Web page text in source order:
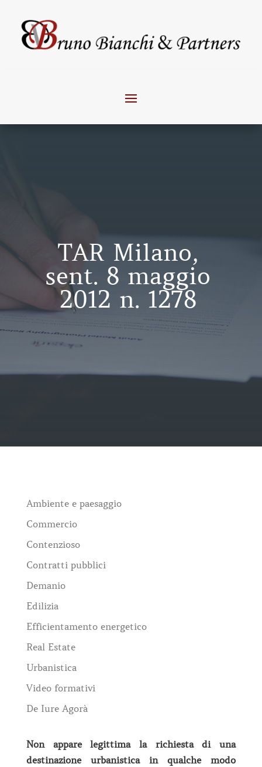
TAR Milano,
sent. 8 maggio
2012 n. 1278
Ambiente e paesaggio
Commercio
Contenzioso
Contratti pubblici
Demanio
Edilizia
Efficientamento energetico
Real Estate
Urbanistica
Video formativi
De Iure Agorà
Non appare legittima la richiesta di una
destinazione urbanistica in qualche modo